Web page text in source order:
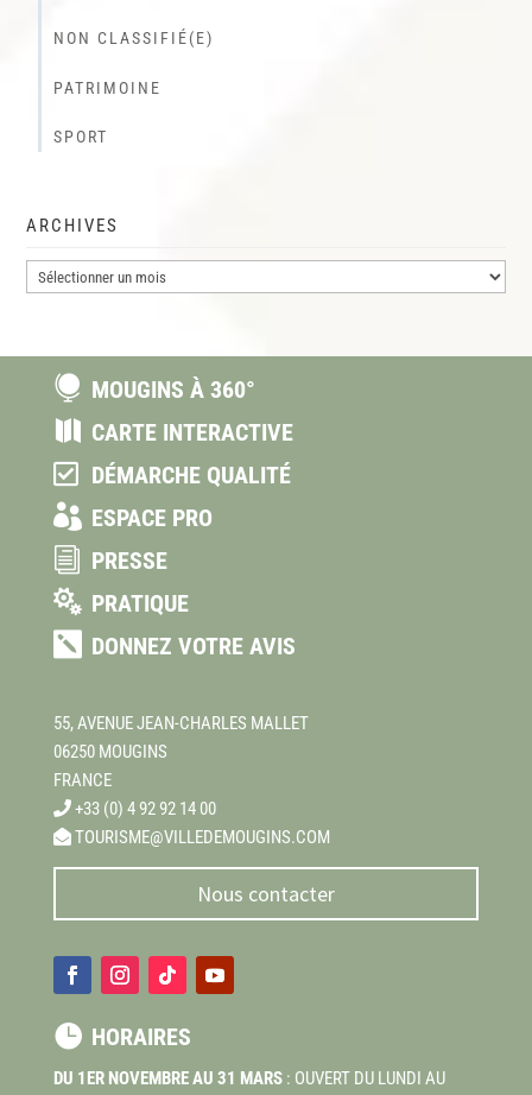
NON CLASSIFIÉ(E)
PATRIMOINE
SPORT
ARCHIVES
Archives
 MOUGINS À 360°
 CARTE INTERACTIVE
 DÉMARCHE QUALITÉ
 ESPACE PRO
i PRESSE
 PRATIQUE
 DONNEZ VOTRE AVIS
55, AVENUE JEAN-CHARLES MALLET
06250 MOUGINS
FRANCE
+33 (0) 4 92 92 14 00
TOURISME@VILLEDEMOUGINS.COM
Nous contacter
 HORAIRES
DU 1ER NOVEMBRE AU 31 MARS: OUVERT DU LUNDI AU